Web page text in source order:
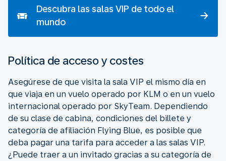
Descubra las salas VIP de todo el
mundo
Política de acceso y costes
Asegúrese de que visita la sala VIP el mismo día en
que viaja en un vuelo operado por KLM o en un vuelo
internacional operado por SkyTeam. Dependiendo
de su clase de cabina, condiciones del billete y
categoría de afiliación Flying Blue, es posible que
deba pagar una tarifa para acceder a las salas VIP.
¿Puede traer a un invitado gracias a su categoría de